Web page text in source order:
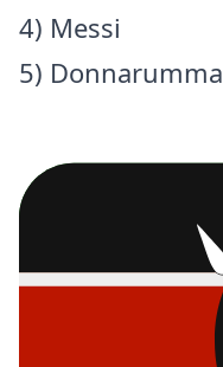
4) Messi
5) Donnarumma